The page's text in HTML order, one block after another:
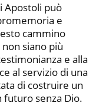
Apostoli può
e
cammino
siano più
e alla
al servizio di una
di costruire un
senza Dio.